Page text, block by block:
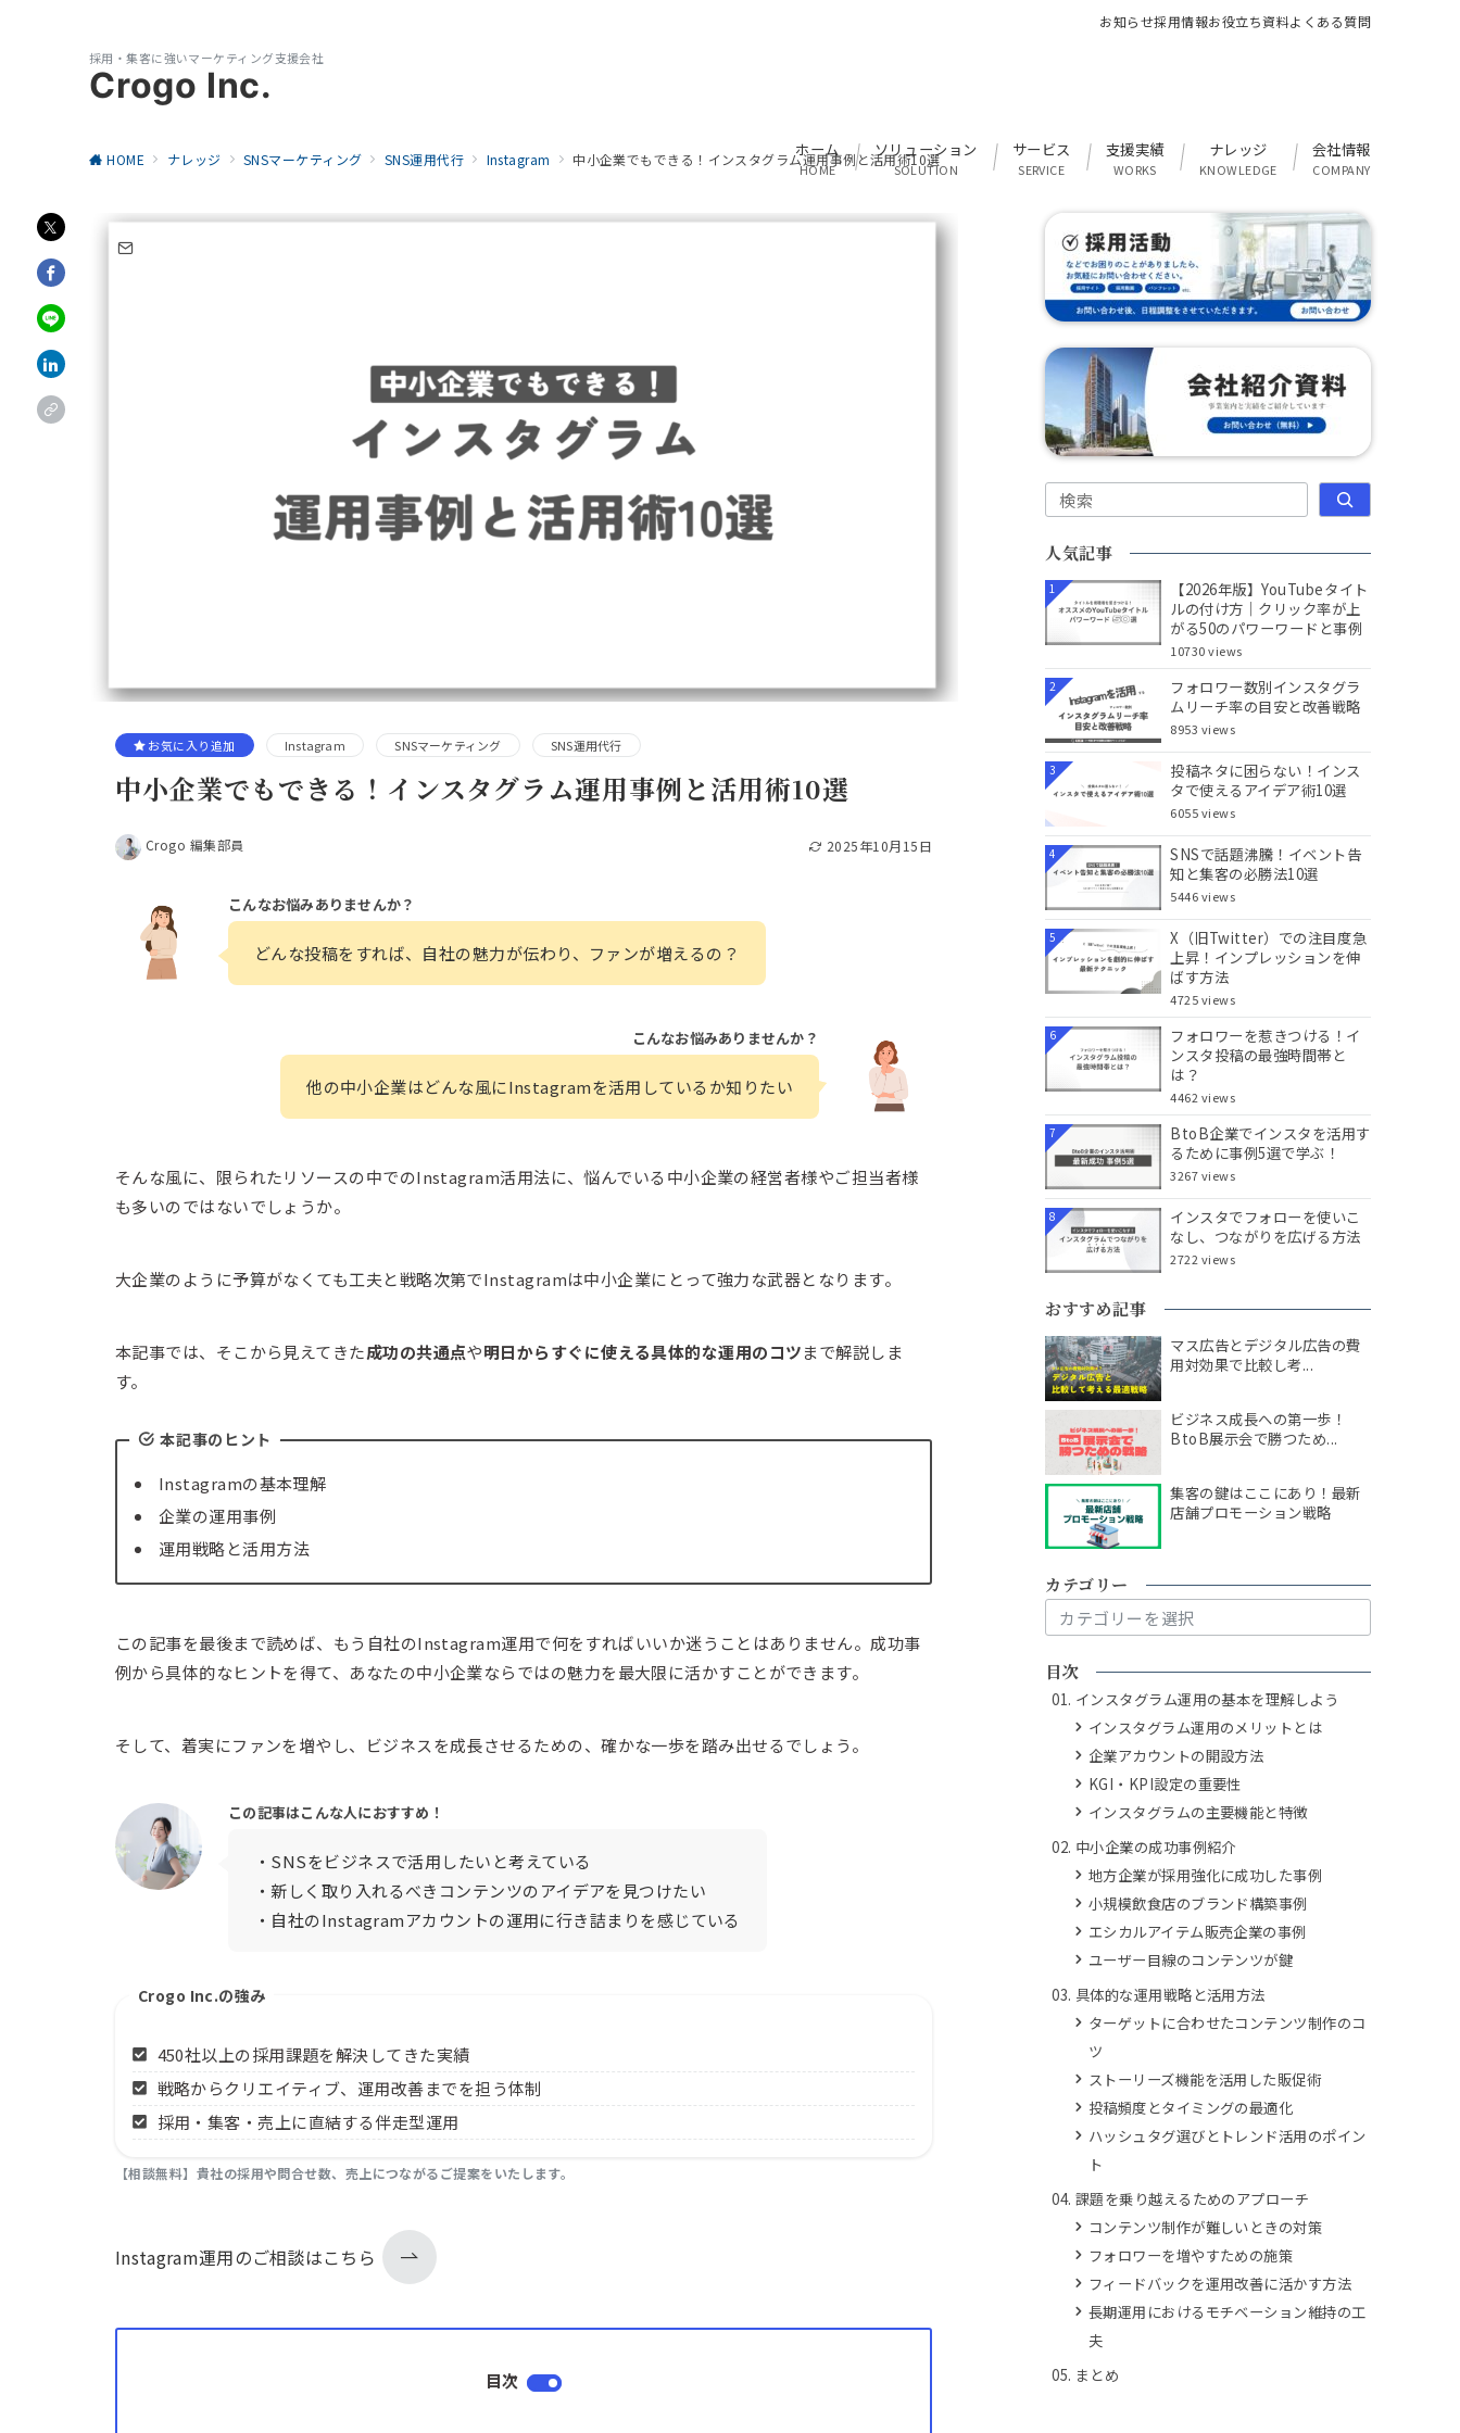
お知らせ採用情報お役立ち資料よくある質問
採用・集客に強いマーケティング支援会社
Crogo Inc.
ホーム
HOME
ソリューション
SOLUTION
サービス
SERVICE
支援実績
WORKS
ナレッジ
KNOWLEDGE
会社情報
COMPANY
HOME ナレッジ SNSマーケティング SNS運用代行 Instagram 中小企業でもできる！インスタグラム運用事例と活用術10選
お気に入り追加 Instagram SNSマーケティング SNS運用代行
中小企業でもできる！インスタグラム運用事例と活用術10選
2025年10月15日
Crogo 編集部員
こんなお悩みありませんか？
どんな投稿をすれば、自社の魅力が伝わり、ファンが増えるの？
こんなお悩みありませんか？
他の中小企業はどんな風にInstagramを活用しているか知りたい
そんな風に、限られたリソースの中でのInstagram活用法に、悩んでいる中小企業の経営者様やご担当者様
も多いのではないでしょうか。
大企業のように予算がなくても工夫と戦略次第でInstagramは中小企業にとって強力な武器となります。
本記事では、そこから見えてきた成功の共通点や明日からすぐに使える具体的な運用のコツまで解説しま
す。
本記事のヒント
Instagramの基本理解
企業の運用事例
運用戦略と活用方法
この記事を最後まで読めば、もう自社のInstagram運用で何をすればいいか迷うことはありません。成功事
例から具体的なヒントを得て、あなたの中小企業ならではの魅力を最大限に活かすことができます。
そして、着実にファンを増やし、ビジネスを成長させるための、確かな一歩を踏み出せるでしょう。
この記事はこんな人におすすめ！
・SNSをビジネスで活用したいと考えている
・新しく取り入れるべきコンテンツのアイデアを見つけたい
・自社のInstagramアカウントの運用に行き詰まりを感じている
Crogo Inc.の強み
450社以上の採用課題を解決してきた実績
戦略からクリエイティブ、運用改善までを担う体制
採用・集客・売上に直結する伴走型運用
【相談無料】 貴社の採用や問合せ数、売上につながるご提案をいたします。
Instagram運用のご相談はこちら
目次
検索
人気記事
1
【2026年版】YouTubeタイト
ルの付け方｜クリック率が上
がる50のパワーワードと事例
10730 views
2
フォロワー数別インスタグラ
ムリーチ率の目安と改善戦略
8953 views
3
投稿ネタに困らない！インス
タで使えるアイデア術10選
6055 views
4
SNSで話題沸騰！イベント告
知と集客の必勝法10選
5446 views
5
X（旧Twitter）での注目度急
上昇！インプレッションを伸
ばす方法
4725 views
6
フォロワーを惹きつける！イ
ンスタ投稿の最強時間帯と
は？
4462 views
7
BtoB企業でインスタを活用す
るために事例5選で学ぶ！
3267 views
8
インスタでフォローを使いこ
なし、つながりを広げる方法
2722 views
おすすめ記事
マス広告とデジタル広告の費
用対効果で比較し考...
ビジネス成長への第一歩！
BtoB展示会で勝つため...
集客の鍵はここにあり！最新
店舗プロモーション戦略
カテゴリー
テ
ゴ
リ
目次
インスタグラム運用の基本を理解しよう
インスタグラム運用のメリットとは
企業アカウントの開設方法
KGI・KPI設定の重要性
インスタグラムの主要機能と特徴
中小企業の成功事例紹介
地方企業が採用強化に成功した事例
小規模飲食店のブランド構築事例
エシカルアイテム販売企業の事例
ユーザー目線のコンテンツが鍵
具体的な運用戦略と活用方法
ターゲットに合わせたコンテンツ制作のコ
ツ
ストーリーズ機能を活用した販促術
投稿頻度とタイミングの最適化
ハッシュタグ選びとトレンド活用のポイン
ト
課題を乗り越えるためのアプローチ
コンテンツ制作が難しいときの対策
フォロワーを増やすための施策
フィードバックを運用改善に活かす方法
長期運用におけるモチベーション維持の工
夫
まとめ